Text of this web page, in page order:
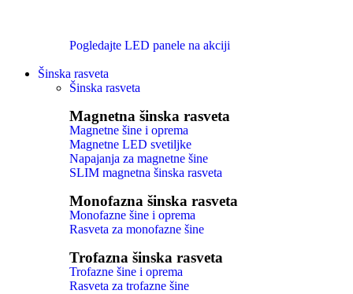
Pogledajte LED panele na akciji
Šinska rasveta
Šinska rasveta
Magnetna šinska rasveta
Magnetne šine i oprema
Magnetne LED svetiljke
Napajanja za magnetne šine
SLIM magnetna šinska rasveta
Monofazna šinska rasveta
Monofazne šine i oprema
Rasveta za monofazne šine
Trofazna šinska rasveta
Trofazne šine i oprema
Rasveta za trofazne šine